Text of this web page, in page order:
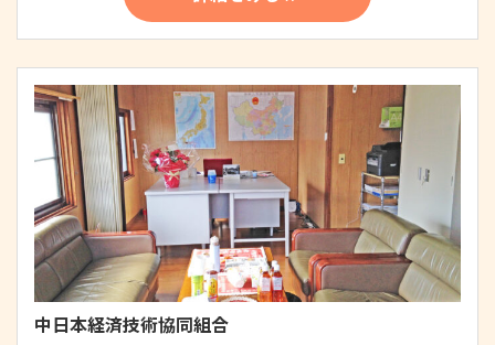
中日本経済技術協同組合